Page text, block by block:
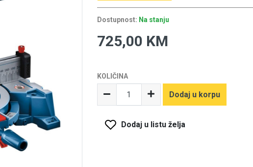
Dostupnost: Na stanju
725,00 KM
KOLIČINA
Dodaj u korpu
Dodaj u listu želja